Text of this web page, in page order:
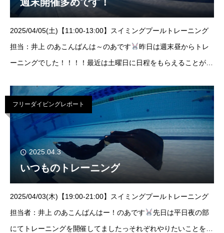
2025/04/05(土)【11:00-13:00】スイミングプールトレーニング
担当：井上 のあこんばんは～のあです
昨日は週末昼からトレ
ーニングでした！！！！最近は土曜日に日程をもらえることが多
Tru
フリーダイビングレポート
2025.04.3
いつものトレーニング
2025/04/03(木)【19:00-21:00】スイミングプールトレーニング
担当者：井上 のあこんばんはー！のあです
先日は平日夜の部
にてトレーニングを開催してましたっそれぞれやりたいことを